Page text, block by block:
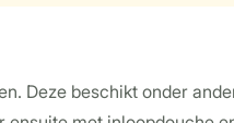
Deze beschikt onder